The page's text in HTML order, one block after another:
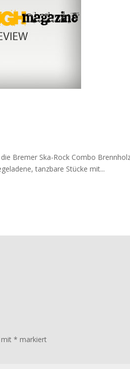
Bremer Ska-Rock Combo
tanzbare Stücke mit...
mit * markiert